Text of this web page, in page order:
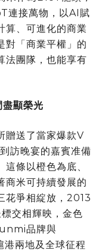
連接萬物，以AI賦
算、可進化的商業
對「商業平權」的
團隊，也能享有
顯榮光
贈送了當家爆款V
訪晚宴的嘉賓准備
條以橙色為底、
商米可持續發展的
花爭相綻放，2013
交相輝映，金色
品牌與
兩地及全球征程